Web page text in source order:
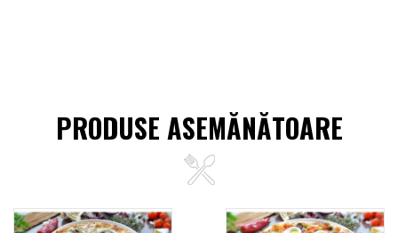
PRODUSE ASEMĂNĂTOARE